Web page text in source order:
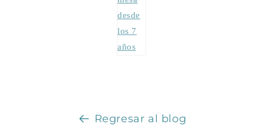
Regresar al blog